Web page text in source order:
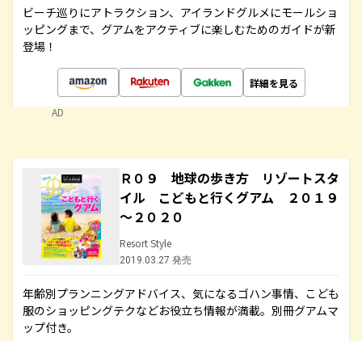
ビーチ巡りにアトラクション、アイランドグルメにモールショ
ッピングまで、グアムをアクティブに楽しむためのガイドが新
登場！
詳細を見る
AD
Ｒ０９ 地球の歩き方 リゾートスタ
イル こどもと行くグアム ２０１９
～２０２０
Resort Style
2019.03.27 発売
年齢別プランニングアドバイス、気になるゴハン事情、こども
服のショッピングテクなどお役立ち情報が満載。別冊グアムマ
ップ付き。